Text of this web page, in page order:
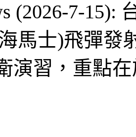
(2026-7-15):
馬士)飛彈發
演習，重點